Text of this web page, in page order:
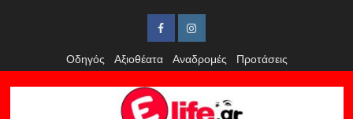
FacebookInstagram
Οδηγός
Αξιοθέατα Αναδρομές Προτάσεις